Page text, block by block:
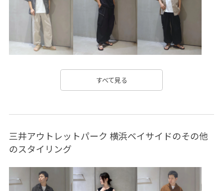
すべて見る
三井アウトレットパーク 横浜ベイサイドのその他
のスタイリング